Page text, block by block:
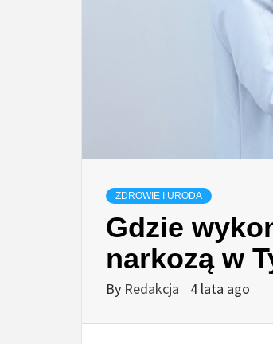
ZDROWIE I URODA
Gdzie
narkozą w
By Redakcja 4 lata ago